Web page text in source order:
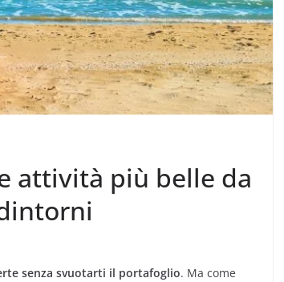
attività più belle da
senza svuotarti il portafoglio. Ma come